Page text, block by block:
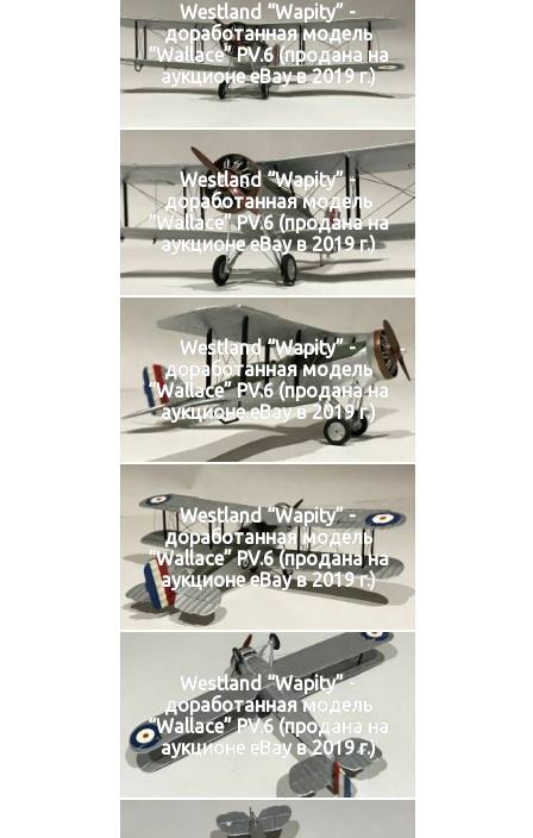
Westland “Wapity” -
доработанная модель
“Wallace” PV.6 (продана на
аукционе eBay в 2019 г.)
Westland “Wapity” -
доработанная модель
“Wallace” PV.6 (продана на
аукционе eBay в 2019 г.)
Westland “Wapity” -
доработанная модель
“Wallace” PV.6 (продана на
аукционе eBay в 2019 г.)
Westland “Wapity” -
доработанная модель
“Wallace” PV.6 (продана на
аукционе eBay в 2019 г.)
Westland “Wapity” -
доработанная модель
“Wallace” PV.6 (продана на
аукционе eBay в 2019 г.)